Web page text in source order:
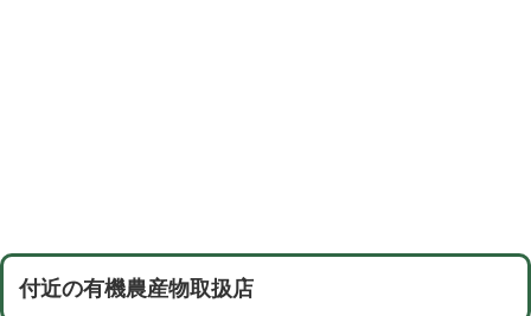
付近の有機農産物取扱店